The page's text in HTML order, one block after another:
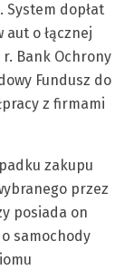
dopłat
o łącznej
r. Bank Ochrony
Fundusz do
z firmami
zakupu
przez
posiada on
samochody